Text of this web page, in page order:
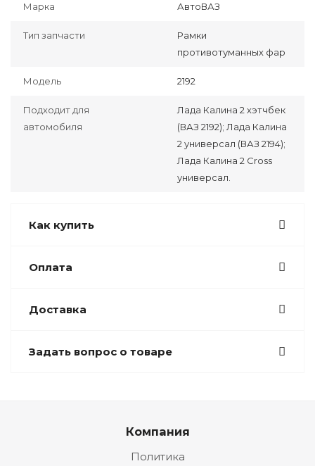
Марка АвтоВАЗ
Тип запчасти
Рамки
противотуманных фар
Модель 2192
Подходит для
автомобиля
Лада Калина 2 хэтчбек
(ВАЗ 2192); Лада Калина
2 универсал (ВАЗ 2194);
Лада Калина 2 Cross
универсал.
Как купить
Оплата
Доставка
Задать вопрос о товаре
Компания
Политика